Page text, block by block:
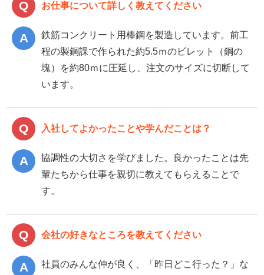
お仕事について詳しく教えてください
鉄筋コンクリート用棒鋼を製造しています。前工
程の製鋼課で作られた約5.5ｍのビレット（鋼の
塊）を約80ｍに圧延し、注文のサイズに切断して
います。
入社してよかったことや学んだことは？
協調性の大切さを学びました。良かったことは先
輩たちから仕事を親切に教えてもらえることで
す。
会社の好きなところを教えてください
社員のみんな仲が良く、「昨日どこ行った？」な